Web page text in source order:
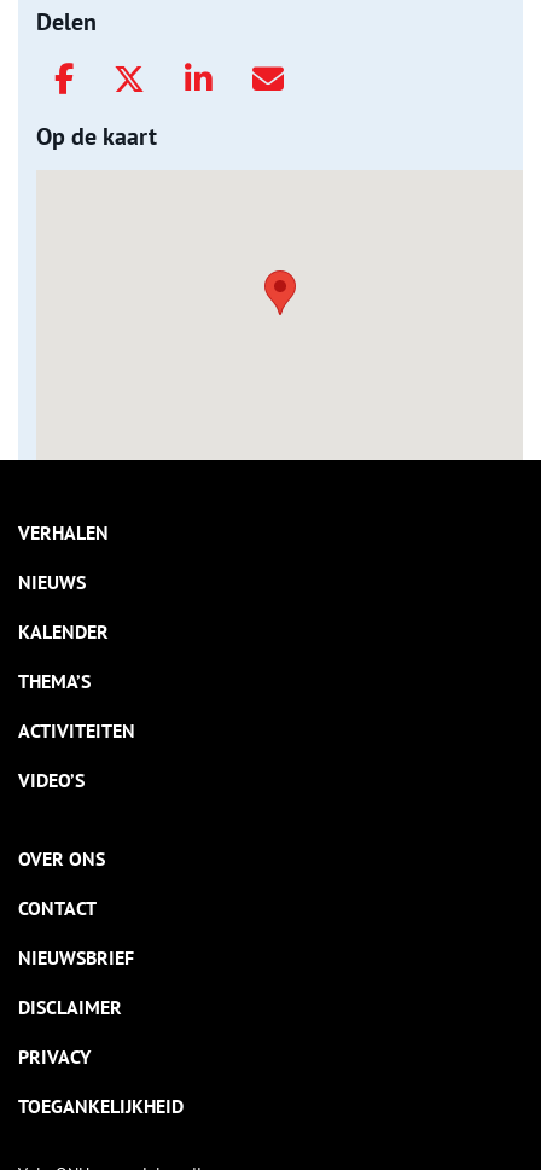
Delen
Op de kaart
VERHALEN
NIEUWS
KALENDER
THEMA’S
ACTIVITEITEN
VIDEO’S
OVER ONS
CONTACT
NIEUWSBRIEF
DISCLAIMER
PRIVACY
TOEGANKELIJKHEID